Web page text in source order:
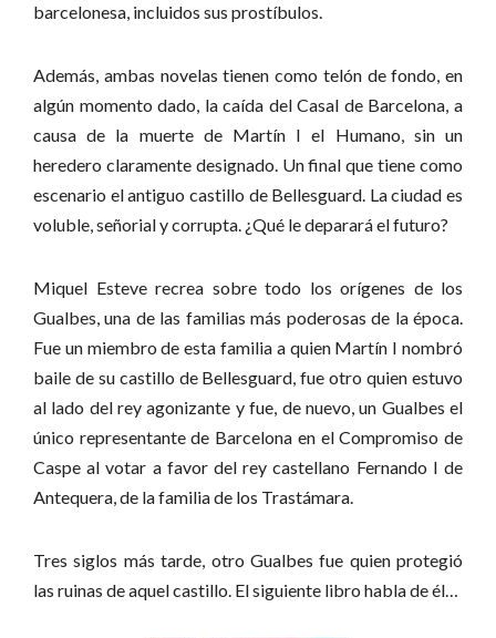
barcelonesa, incluidos sus prostíbulos.
Además, ambas novelas tienen como telón de fondo, en
algún momento dado, la caída del Casal de Barcelona, a
causa de la muerte de Martín I el Humano, sin un
heredero claramente designado. Un final que tiene como
escenario el antiguo castillo de Bellesguard. La ciudad es
voluble, señorial y corrupta. ¿Qué le deparará el futuro?
Miquel Esteve recrea sobre todo los orígenes de los
Gualbes, una de las familias más poderosas de la época.
Fue un miembro de esta familia a quien Martín I nombró
baile de su castillo de Bellesguard, fue otro quien estuvo
al lado del rey agonizante y fue, de nuevo, un Gualbes el
único representante de Barcelona en el Compromiso de
Caspe al votar a favor del rey castellano Fernando I de
Antequera, de la familia de los Trastámara.
Tres siglos más tarde, otro Gualbes fue quien protegió
las ruinas de aquel castillo. El siguiente libro habla de él…